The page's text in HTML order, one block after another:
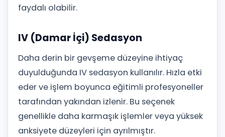
faydalı olabilir.
IV (Damar İçi) Sedasyon
Daha derin bir gevşeme düzeyine ihtiyaç
duyulduğunda IV sedasyon kullanılır. Hızla etki
eder ve işlem boyunca eğitimli profesyoneller
tarafından yakından izlenir. Bu seçenek
genellikle daha karmaşık işlemler veya yüksek
anksiyete düzeyleri için ayrılmıştır.